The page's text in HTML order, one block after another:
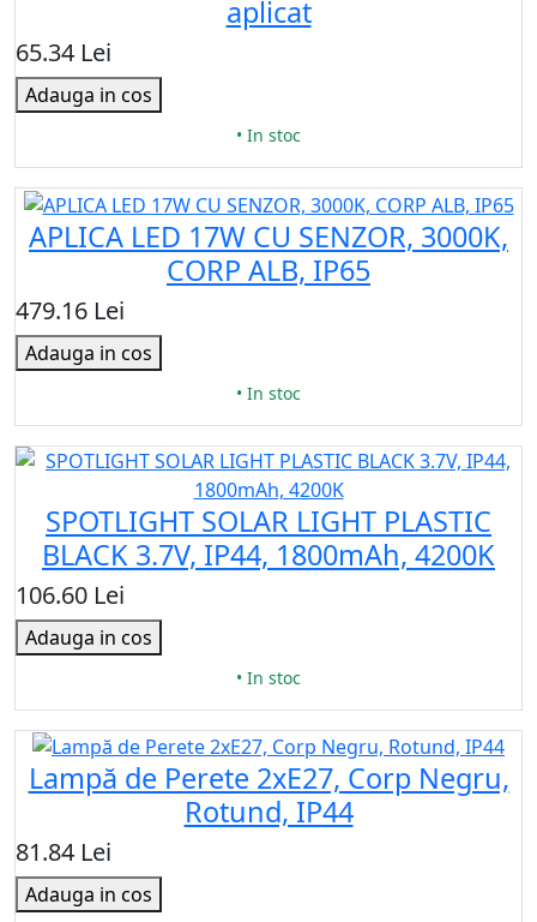
aplicat
65.34 Lei
Adauga in cos
• In stoc
APLICA LED 17W CU SENZOR, 3000K,
CORP ALB, IP65
479.16 Lei
Adauga in cos
• In stoc
SPOTLIGHT SOLAR LIGHT PLASTIC
BLACK 3.7V, IP44, 1800mAh, 4200K
106.60 Lei
Adauga in cos
• In stoc
Lampă de Perete 2xE27, Corp Negru,
Rotund, IP44
81.84 Lei
Adauga in cos